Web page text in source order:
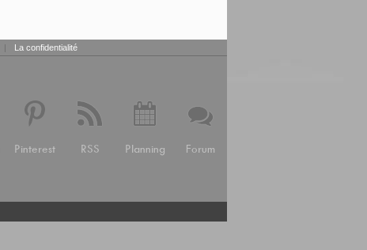
| La confidentialité
Pinterest RSS Planning Forum